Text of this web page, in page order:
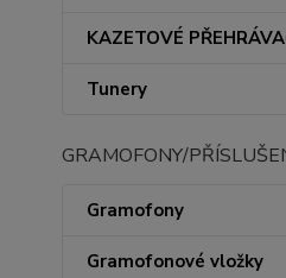
KAZETOVÉ
Tunery
GRAMOFONY/
Gramofony
Gramofonové vložky